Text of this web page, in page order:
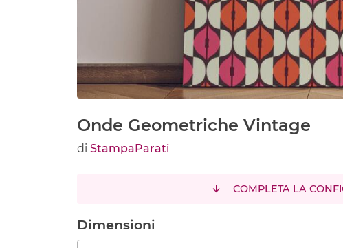
Onde Geometriche Vintage
di StampaParati
COMPLETA LA
Dimensioni